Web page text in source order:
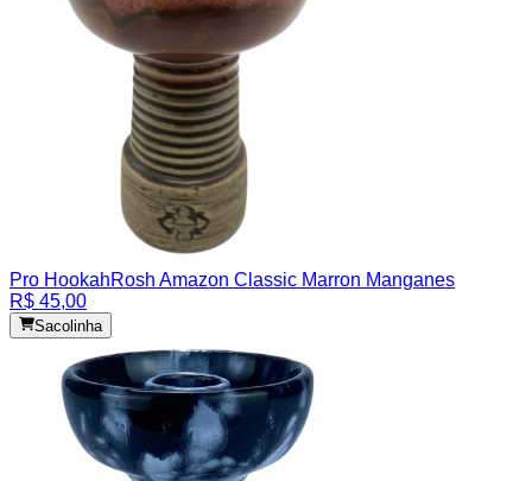
Pro HookahRosh Amazon Classic Marron Manganes
R$ 45,00
Sacolinha